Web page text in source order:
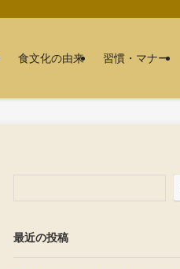
食文化の由来 習慣・マナー
最近の投稿